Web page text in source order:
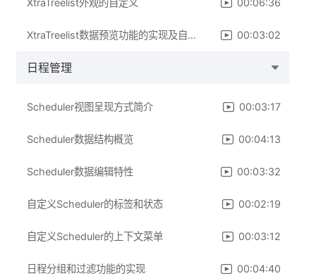
XtraTreelist外观的自定义 00:06:36
XtraTreelist数据预览功能的实现及自定义 00:03:02
日程管理
Scheduler视图呈现方式简介 00:03:17
Scheduler数据结构概览 00:04:13
Scheduler数据编辑特性 00:03:32
自定义Scheduler的标签和状态 00:02:19
自定义Scheduler的上下文菜单 00:03:12
日程分组和过滤功能的实现 00:04:40